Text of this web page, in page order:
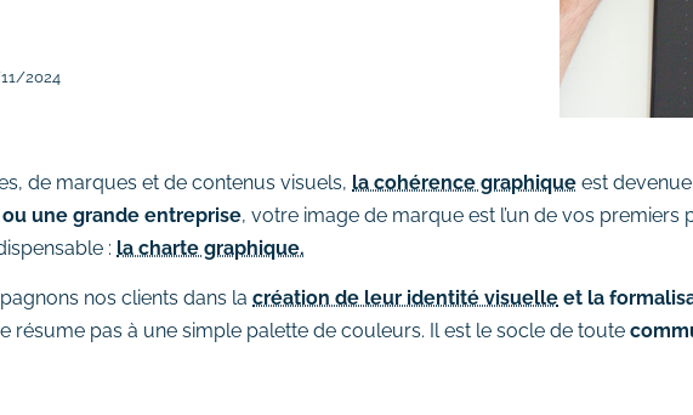
11/2024
de marques et de contenus visuels, la cohérence graphique est
une grande entreprise, votre image de marque est l’un de vos
: la charte graphique.
nos clients dans la création de leur identité visuelle et la
résume pas à une simple palette de couleurs. Il est le socle de toute